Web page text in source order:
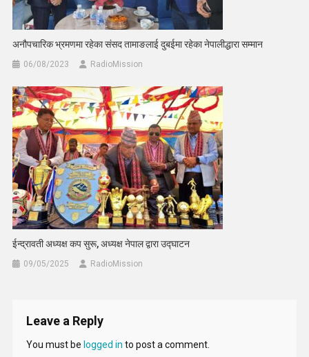
अनौपचारिक भ्रमणमा रहेका संसद तामाङलाई दुबईमा रहेका नेपालीद्धारा सम्मान
06/08/2023 RadioMission
ईन्द्रावती अध्यक्ष कप सुरू, अध्यक्ष नेपाल द्वारा उद्घाटन
09/05/2025 RadioMission
Leave a Reply
You must be logged in to post a comment.